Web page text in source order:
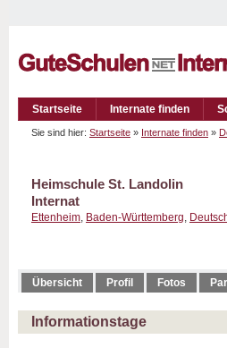
Startseite Internate finden
Sie sind hier: Startseite » Internate finden »
Heimschule St. Landolin
Internat
Ettenheim, Baden-Württemberg,
Übersicht Profil Fotos
Informationstage